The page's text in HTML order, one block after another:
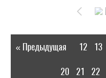
« Предыдущая 12 13
20 21 22